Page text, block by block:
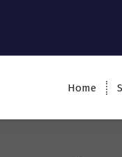
Home